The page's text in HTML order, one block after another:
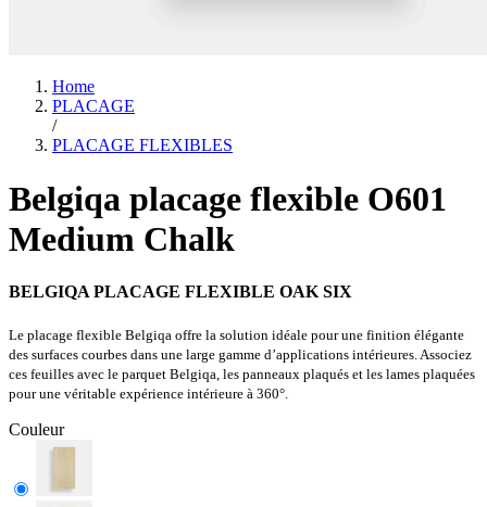
Home
PLACAGE
/
PLACAGE FLEXIBLES
Belgiqa placage flexible O601
Medium Chalk
BELGIQA PLACAGE FLEXIBLE OAK SIX
Le placage flexible Belgiqa offre la solution idéale pour une finition élégante
des surfaces courbes dans une large gamme d’applications intérieures. Associez
ces feuilles avec le parquet Belgiqa, les panneaux plaqués et les lames plaquées
pour une véritable expérience intérieure à 360°.
Couleur